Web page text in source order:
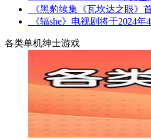
《黑豹续集《瓦坎达之眼》
《辐she》电视剧将于2024
各类单机绅士游戏